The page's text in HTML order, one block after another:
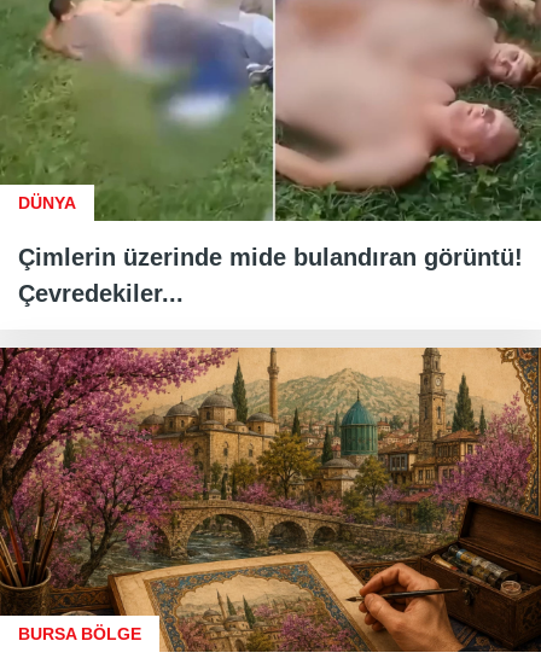
DÜNYA
Çimlerin üzerinde mide bulandıran görüntü!
Çevredekiler...
BURSA BÖLGE